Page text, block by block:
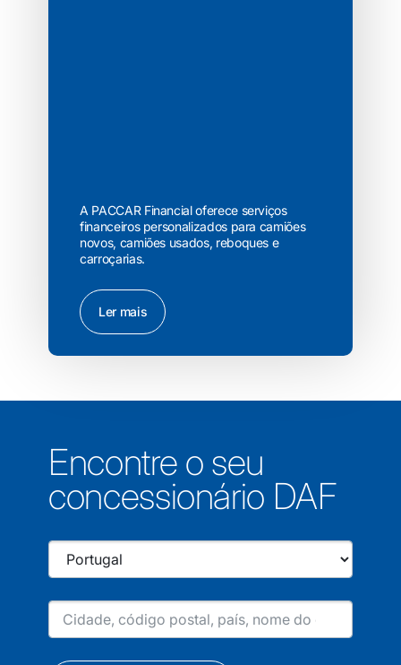
A PACCAR Financial oferece serviços
financeiros personalizados para camiões
novos, camiões usados, reboques e
carroçarias.
Ler mais
Encontre o seu
concessionário DAF